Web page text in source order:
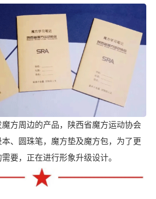
方周边的产品，陕西省魔方运动协会
、圆珠笔，魔方垫及魔方包，为了更
要，正在进行形象升级设计。